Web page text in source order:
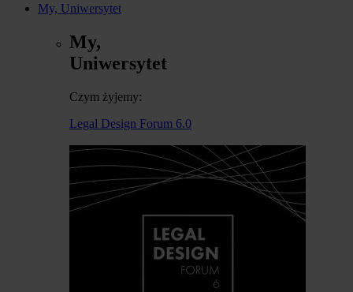
My, Uniwersytet
My,
Uniwersytet
Czym żyjemy:
Legal Design Forum 6.0